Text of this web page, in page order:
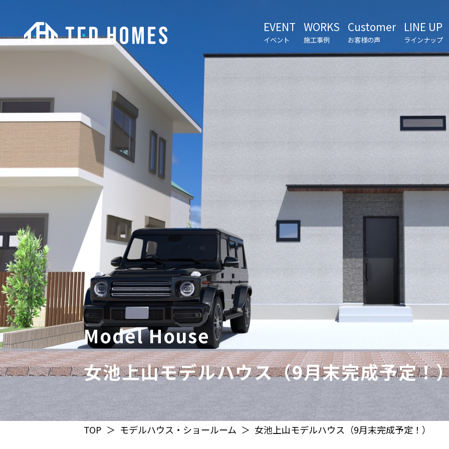
EVENT
イベント
WORKS
施工事例
Customer
お客様の声
LINE UP
ラインナップ
Model House
女池上山モデルハウス（9月末完成予定！
TOP モデルハウス・ショールーム 女池上山モデルハウス（9月末完成予定！）